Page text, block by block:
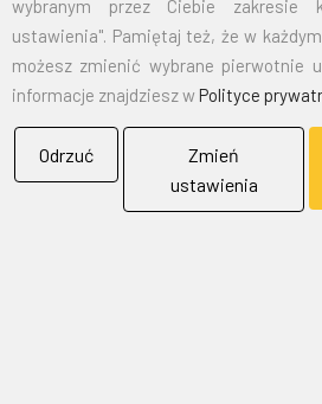
wybranym przez Ciebie zakresie
ustawienia". Pamiętaj też, że w
możesz zmienić wybrane pierwotnie
informacje znajdziesz wPolityce
Odrzuć
Zmień
ustawienia
BIELFLAG